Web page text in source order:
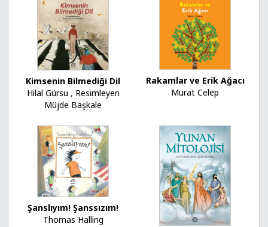
Kimsenin Bilmediği Dil
Hilal Gürsu , Resimleyen
Müjde Başkale
Rakamlar ve Erik Ağacı
Murat Celep
Şanslıyım! Şanssızım!
Thomas Halling